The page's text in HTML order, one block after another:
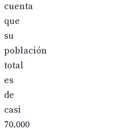
cuenta
que
su
población
total
es
de
casi
70.000